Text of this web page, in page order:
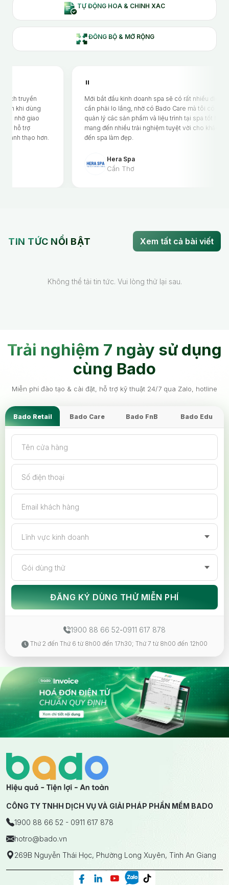
TỰ ĐỘNG HÓA & CHÍNH XÁC
ĐỒNG BỘ & MỞ RỘNG
hơn.
Mới bắt đầu kinh doanh spa sẽ có rất nhiều điều
cần phải lo lắng, nhờ có Bado Care mà tôi có thể
quản lý các sản phẩm và liệu trình tại spa tốt hơn,
mang đến nhiều trải nghiệm tuyệt vời cho khách
đến spa làm đẹp.
Hera Spa
Cần Thơ
TIN TỨC NỔI BẬT Xem tất cả bài viết
Không thể tải tin tức. Vui lòng thử lại sau.
Trải nghiệm 7 ngày sử dụng
cùng Bado
Miễn phí đào tạo & cài đặt, hỗ trợ kỹ thuật 24/7 qua Zalo, hotline
Bado Retail Bado Care Bado FnB Bado Edu
Tên cửa hàng
Số điện thoại
Email khách hàng
Lĩnh vực kinh doanh
Gói dùng thử
ĐĂNG KÝ DÙNG THỬ MIỄN PHÍ
1900 88 66 52-0911 617 878
Thứ 2 đến Thứ 6 từ 8h00 đến 17h30; Thứ 7 từ 8h00 đến 12h00
CÔNG TY TNHH DỊCH VỤ VÀ GIẢI PHÁP PHẦN MỀM BADO
1900 88 66 52 - 0911 617 878
hotro@bado.vn
269B Nguyễn Thái Học, Phường Long Xuyên, Tỉnh An Giang